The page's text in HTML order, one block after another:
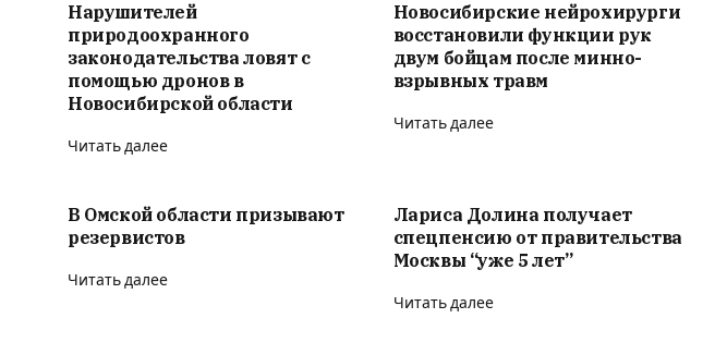
Нарушителей
природоохранного
законодательства ловят с
помощью дронов в
Новосибирской области
Читать далее
Новосибирские нейрохирурги
восстановили функции рук
двум бойцам после минно-
взрывных травм
Читать далее
В Омской области призывают
резервистов
Читать далее
Лариса Долина получает
спецпенсию от правительства
Москвы “уже 5 лет”
Читать далее